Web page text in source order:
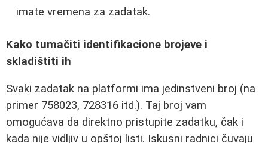
imate vremena za zadatak.
Kako tumačiti identifikacione brojeve i
skladištiti ih
Svaki zadatak na platformi ima jedinstveni broj (na
primer 758023, 728316 itd.). Taj broj vam
omogućava da direktno pristupite zadatku, čak i
kada nije vidljiv u opštoj listi. Iskusni radnici čuvaju